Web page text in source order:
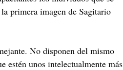
primera imagen de Sagitario
No disponen del mismo
estén unos intelectualmente más